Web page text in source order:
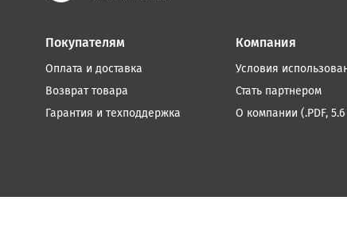
Покупателям
Оплата и доставка
Возврат товара
Гарантия и техподдержка
Компания
Условия
Стать партнером
О компании (.PDF,